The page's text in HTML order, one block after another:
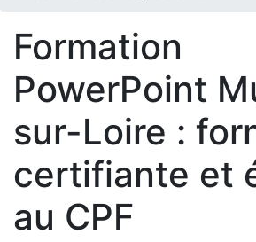
Formation
PowerPoint
sur-Loire :
certifiante et
au CPF